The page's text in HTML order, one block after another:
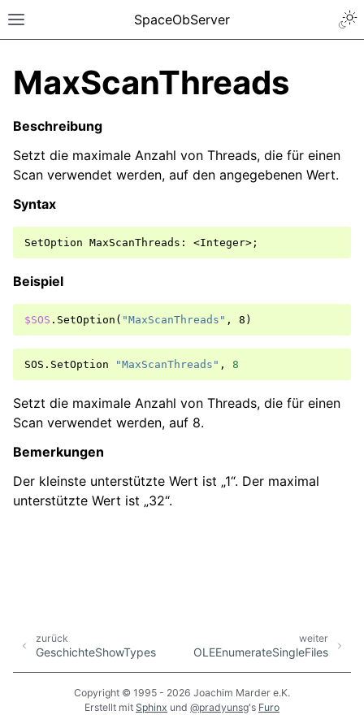
SpaceObServer
MaxScanThreads
Beschreibung
Setzt die maximale Anzahl von Threads, die für einen
Scan verwendet werden, auf den angegebenen Wert.
Syntax
Beispiel
$SOS . SetOption ( "MaxScanThreads" , 8 )
SOS . SetOption "MaxScanThreads" , 8
Setzt die maximale Anzahl von Threads, die für einen
Scan verwendet werden, auf 8.
Bemerkungen
Der kleinste unterstützte Wert ist „1“. Der maximal
unterstützte Wert ist „32“.
weiter
OLEEnumerateSingleFiles
zurück
GeschichteShowTypes
Copyright © 1995 - 2026 Joachim Marder e.K.
Erstellt mit Sphinx und @pradyunsg's Furo